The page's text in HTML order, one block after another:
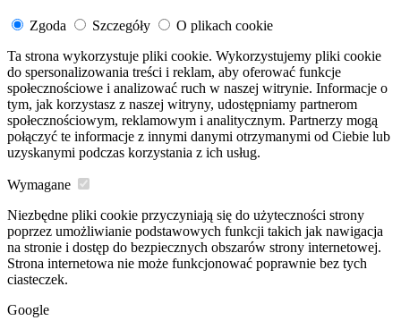
Zgoda Szczegóły
O plikach cookie
Ta strona wykorzystuje pliki cookie. Wykorzystujemy pliki cookie
do spersonalizowania treści i reklam, aby oferować funkcje
społecznościowe i analizować ruch w naszej witrynie. Informacje o
tym, jak korzystasz z naszej witryny, udostępniamy partnerom
społecznościowym, reklamowym i analitycznym. Partnerzy mogą
połączyć te informacje z innymi danymi otrzymanymi od Ciebie lub
uzyskanymi podczas korzystania z ich usług.
Wymagane
Niezbędne pliki cookie przyczyniają się do użyteczności strony
poprzez umożliwianie podstawowych funkcji takich jak nawigacja
na stronie i dostęp do bezpiecznych obszarów strony internetowej.
Strona internetowa nie może funkcjonować poprawnie bez tych
ciasteczek.
Google